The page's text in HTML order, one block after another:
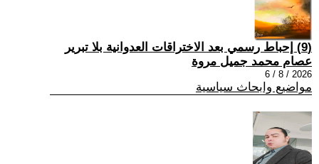
(9) إحباط رسمي بعد الاختراقات العدوانية بلا تبرير
عصام محمد جميل مروة
2026 / 8 / 6
مواضيع وابحاث سياسية